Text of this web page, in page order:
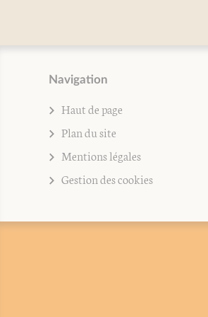
Navigation
Haut de page
Plan du site
Mentions légales
Gestion des cookies